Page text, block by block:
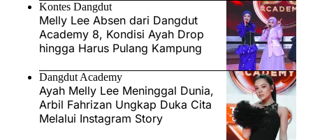
Kontes Dangdut
Melly Lee Absen dari Dangdut
Academy 8, Kondisi Ayah Drop
hingga Harus Pulang Kampung
Dangdut Academy
Ayah Melly Lee Meninggal Dunia,
Arbil Fahrizan Ungkap Duka Cita
Melalui Instagram Story